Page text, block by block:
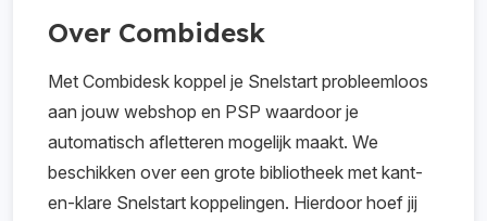
Over Combidesk
Met Combidesk koppel je Snelstart probleemloos
aan jouw webshop en PSP waardoor je
automatisch afletteren mogelijk maakt. We
beschikken over een grote bibliotheek met kant-
en-klare Snelstart koppelingen. Hierdoor hoef jij